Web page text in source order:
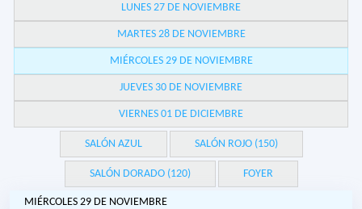
LUNES 27 DE NOVIEMBRE
MARTES 28 DE NOVIEMBRE
MIÉRCOLES 29 DE NOVIEMBRE
JUEVES 30 DE NOVIEMBRE
VIERNES 01 DE DICIEMBRE
SALÓN AZUL SALÓN ROJO (150)
SALÓN DORADO (120) FOYER
MIÉRCOLES 29 DE NOVIEMBRE